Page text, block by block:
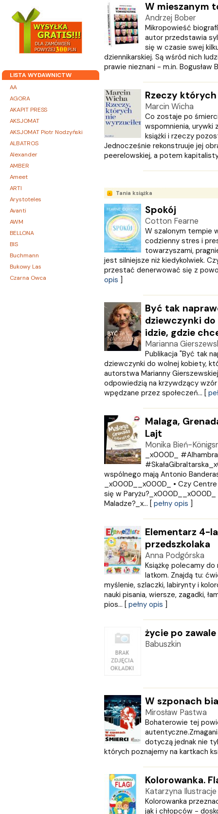
LISTA WYDAWNICTW
AA
AGORA
AKAPIT PRESS
AKSJOMAT
AKSJOMAT Piotr Nodzyński
ALBATROS
Alexander
AMBER
Ameet
ARTI
Arystoteles
Avanti
AWM
BELLONA
BIS
Buchmann
Bukowy Las
Czarna Owca
W mieszanym
Andrzej Bober
Mikropowieść
autor przedstawia
się w czasie swej
dziennikarskiej. Są wśród nich
prawie nieznani - m.in. Bogusław
Rzeczy
Marcin Wicha
Co zostaje po
wspomnienia, urywki
książki i rzeczy
Jednocześnie rekonstruuje jej
peerelowskiej, a potem
Tania książka
Spokój
Cotton Fearne
W szalonym tempie
codzienny stres i
towarzyszami,
jest silniejsze niż kiedykolwiek.
przestać denerwować się z
opis ]
Być tak
dziewczynki
idzie, gdzie
Marianna
Publikacja "Być tak
dziewczynki do wolnej kobiety,
autorstwa Marianny
odpowiedzią na krzywdzący
wpędzane przez społeczeń... [
Malaga,
Lajt
Monika Bień-
_x000D_
wspólnego mają Antonio
_x000D__x000D_ • Czy
się w Paryżu?_x000D__x000D_
Maladze?_x... [ pełny opis ]
Elementarz 4-
przedszkolaka
Anna Podgórska
Książkę polecamy
latkom. Znajdą tu:
myślenie, szlaczki, labirynty i
nauki pisania, wiersze, zagadki,
pios... [ pełny opis ]
życie po zawale
Babuszkin
W szponach
Mirosław Pastwa
Bohaterowie tej
dotyczą jednak nie
których poznajemy na kartkach
Kolorowanka.
Katarzyna
Kolorowanka
jak i chłopców -